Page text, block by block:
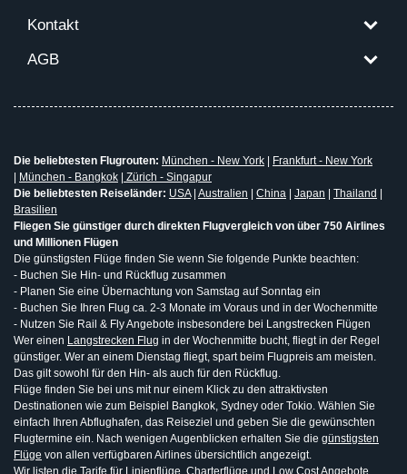
Kontakt
AGB
Die beliebtesten Flugrouten: München - New York
Frankfurt - New York
München - Bangkok
Zürich - Singapur
Die beliebtesten Reiseländer: USA| Australien China Japan Thailand
Brasilien
Fliegen Sie günstiger durch direkten Flugvergleich von über 750 Airlines
und Millionen Flügen
Die günstigsten Flüge finden Sie wenn Sie folgende Punkte beachten:
- Buchen Sie Hin- und Rückflug zusammen
- Planen Sie eine Übernachtung von Samstag auf Sonntag ein
- Buchen Sie Ihren Flug ca. 2-3 Monate im Voraus und in der Wochenmitte
- Nutzen Sie Rail & Fly Angebote insbesondere bei Langstrecken Flügen
Wer einen Langstrecken Flug in der Wochenmitte bucht, fliegt in der Regel
günstiger. Wer an einem Dienstag fliegt, spart beim Flugpreis am meisten.
Das gilt sowohl für den Hin- als auch für den Rückflug.
Flüge finden Sie bei uns mit nur einem Klick zu den attraktivsten
Destinationen wie zum Beispiel Bangkok, Sydney oder Tokio. Wählen Sie
einfach Ihren Abflughafen, das Reiseziel und geben Sie die gewünschten
Flugtermine ein. Nach wenigen Augenblicken erhalten Sie die günstigsten
Flüge von allen verfügbaren Airlines übersichtlich angezeigt.
Wir listen die Tarife für
Linienflüge , Charterflüge und Low Cost Angebote